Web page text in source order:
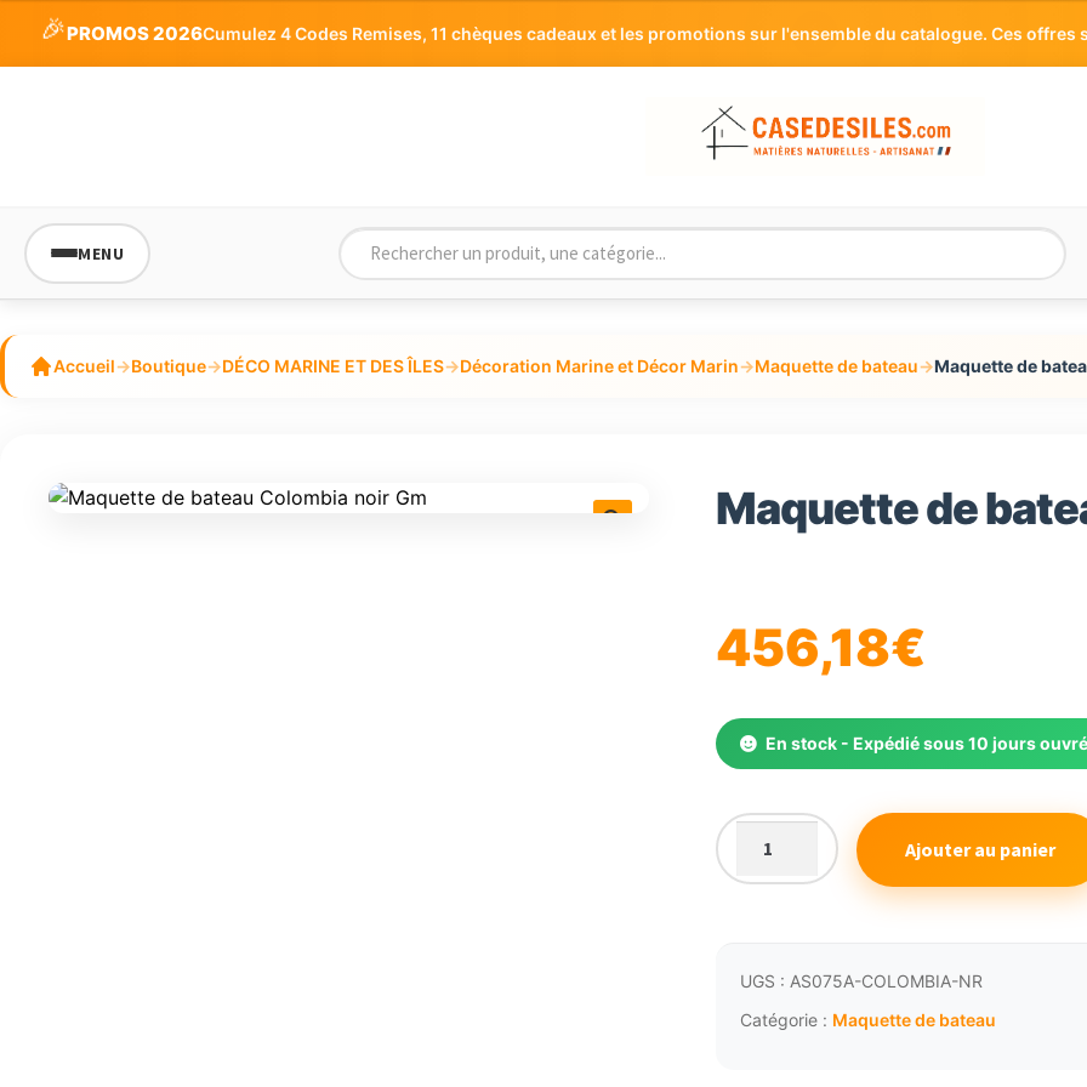
🎉PROMOS 2026Cumulez 4 Codes Remises, 11 chèques cadeaux et les promotions sur l'ensemble du catalogue. Ces
MENU
Accueil→Boutique→DÉCO MARINE ET DES ÎLES→Décoration Marine et Décor Marin→Maquette de bateau→Maquette de
Maquette de
456,18€
En stock - Expédié sous 10 jours
quantité
de
bateau
Colombia
Ajouter au panier
UGS : AS075A-COLOMBIA-NR
Catégorie : Maquette de bateau